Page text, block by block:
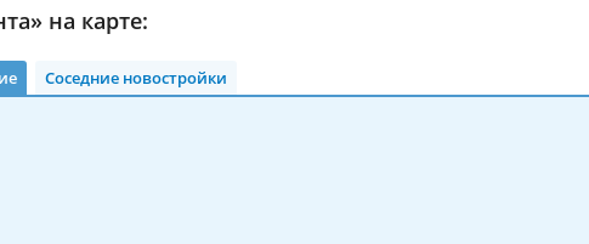
на карте:
Соседние новостройки